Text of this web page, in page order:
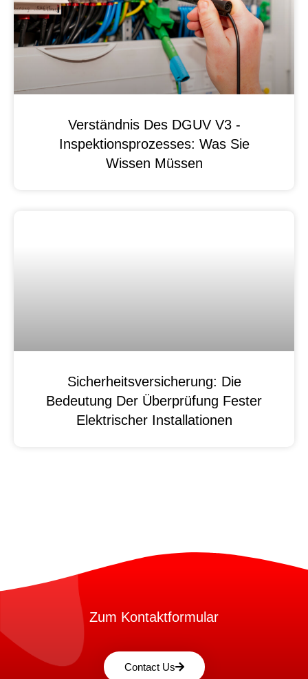
Verständnis Des DGUV V3 -
Inspektionsprozesses: Was Sie
Wissen Müssen
Sicherheitsversicherung: Die
Bedeutung Der Überprüfung Fester
Elektrischer Installationen
Zum Kontaktformular
Contact Us